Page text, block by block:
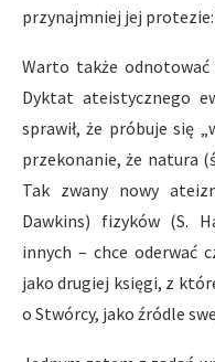
przynajmniej jej
Warto także
Dyktat ateistycznego
sprawił, że próbuje się
przekonanie, że natura
Tak zwany nowy
Dawkins) fizyków (S.
innych – chce oderwać
jako drugiej księgi, z
o Stwórcy, jako źródle